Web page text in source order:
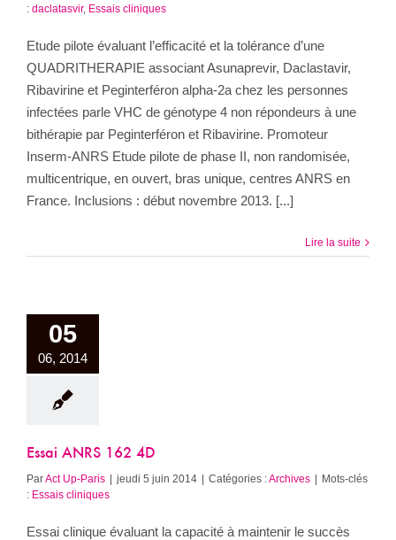
: daclatasvir, Essais cliniques
Etude pilote évaluant l’efficacité et la tolérance d’une
QUADRITHERAPIE associant Asunaprevir, Daclastavir,
Ribavirine et Peginterféron alpha-2a chez les personnes
infectées parle VHC de génotype 4 non répondeurs à une
bithérapie par Peginterféron et Ribavirine. Promoteur
Inserm-ANRS Etude pilote de phase II, non randomisée,
multicentrique, en ouvert, bras unique, centres ANRS en
France. Inclusions : début novembre 2013. [...]
Lire la suite
05
06, 2014
Essai ANRS 162 4D
ParAct Up-Paris | jeudi 5 juin 2014 | Catégories :Archives | Mots-clés
: Essais cliniques
Essai clinique évaluant la capacité à maintenir le succès